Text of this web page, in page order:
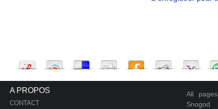
A PROPOS
CONTACT
All
Snogod